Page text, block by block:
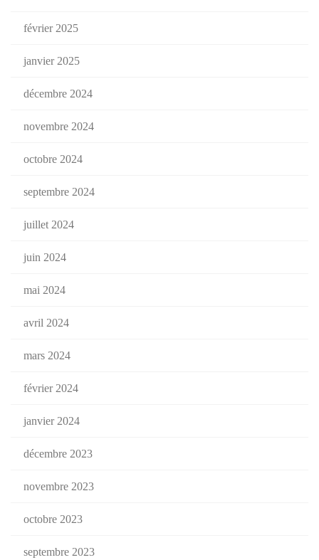
février 2025
janvier 2025
décembre 2024
novembre 2024
octobre 2024
septembre 2024
juillet 2024
juin 2024
mai 2024
avril 2024
mars 2024
février 2024
janvier 2024
décembre 2023
novembre 2023
octobre 2023
septembre 2023